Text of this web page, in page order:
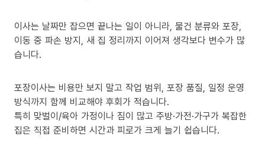
이사는 날짜만 잡으면 끝나는 일이 아니라, 물건 분류와 포장,
이동 중 파손 방지, 새 집 정리까지 이어져 생각보다 변수가 많
습니다.
포장이사는 비용만 보지 말고 작업 범위, 포장 품질, 일정 운영
방식까지 함께 비교해야 후회가 적습니다.
특히 맞벌이/육아 가정이나 짐이 많고 주방·가전·가구가 복잡한
집은 직접 준비하면 시간과 피로가 크게 늘기 쉽습니다.